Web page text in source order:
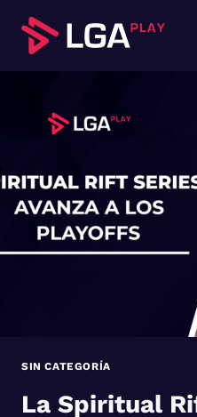
contenido
SIN CATEGORÍA
La Spiritual